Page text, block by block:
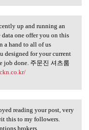
recently
up and running an
one offer you on this
a hand to all of us
designed for your current
job done. 주문진 셔츠룸
reading your post, very
this to my followers.
brokers